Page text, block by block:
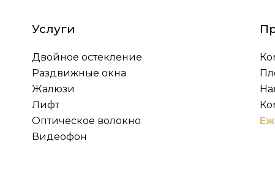
Услуги
Двойное остекление
Раздвижные окна
Жалюзи
Лифт
Оптическое волокно
Видеофон